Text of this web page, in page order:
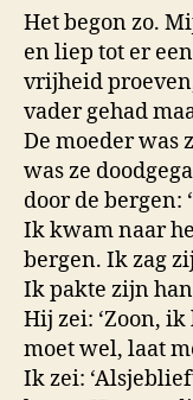
Het begon zo.
en liep tot er
vrijheid
vader gehad
De moeder was
was ze
door de bergen:
Ik kwam naar
bergen. Ik zag
Ik pakte zijn
Hij zei: ‘Zoon,
moet wel, laat
Ik zei: